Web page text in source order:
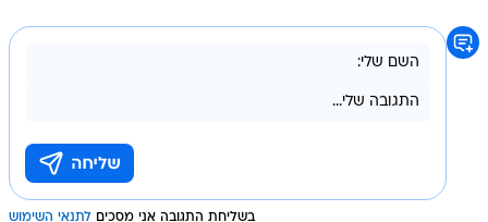
בשליחת התגובה אני מסכים לתנאי השימוש